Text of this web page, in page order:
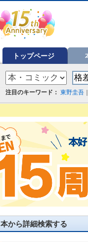
トップページ
注目のキーワード： 東野圭吾
本から詳細検索する